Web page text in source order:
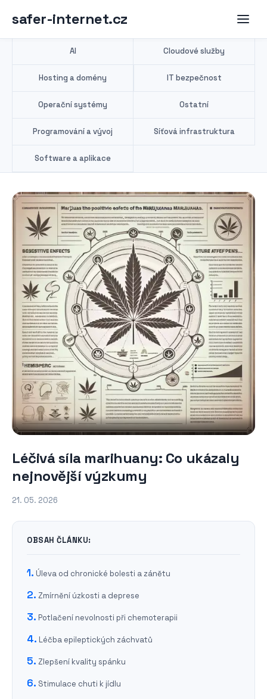
safer-internet.cz
AI Cloudové služby
Hosting a domény IT bezpečnost
Operační systémy Ostatní
Programování a vývoj Síťová infrastruktura
Software a aplikace
Léčivá síla marihuany: Co ukázaly
nejnovější výzkumy
21. 05. 2026
OBSAH ČLÁNKU:
Úleva od chronické bolesti a zánětu
Zmírnění úzkosti a deprese
Potlačení nevolnosti při chemoterapii
Léčba epileptických záchvatů
Zlepšení kvality spánku
Stimulace chuti k jídlu